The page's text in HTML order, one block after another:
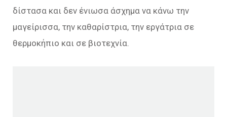
δίστασα και δεν ένιωσα άσχημα να κάνω την
μαγείρισσα, την καθαρίστρια, την εργάτρια σε
θερμοκήπιο και σε βιοτεχνία.